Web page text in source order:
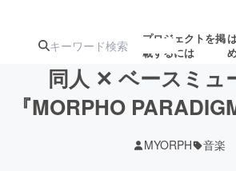
プロジェクトを掲
載するには
ジェクト
募集終
ロジェク
同人 ✕ ベースミュ
『MORPHO
MYORPH 音楽